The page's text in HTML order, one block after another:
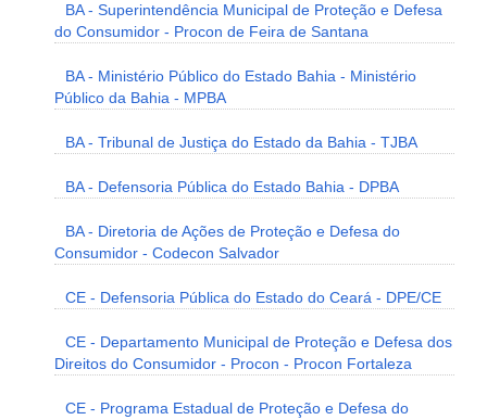
BA - Superintendência Municipal de Proteção e Defesa
do Consumidor - Procon de Feira de Santana
BA - Ministério Público do Estado Bahia - Ministério
Público da Bahia - MPBA
BA - Tribunal de Justiça do Estado da Bahia - TJBA
BA - Defensoria Pública do Estado Bahia - DPBA
BA - Diretoria de Ações de Proteção e Defesa do
Consumidor - Codecon Salvador
CE - Defensoria Pública do Estado do Ceará - DPE/CE
CE - Departamento Municipal de Proteção e Defesa dos
Direitos do Consumidor - Procon - Procon Fortaleza
CE - Programa Estadual de Proteção e Defesa do